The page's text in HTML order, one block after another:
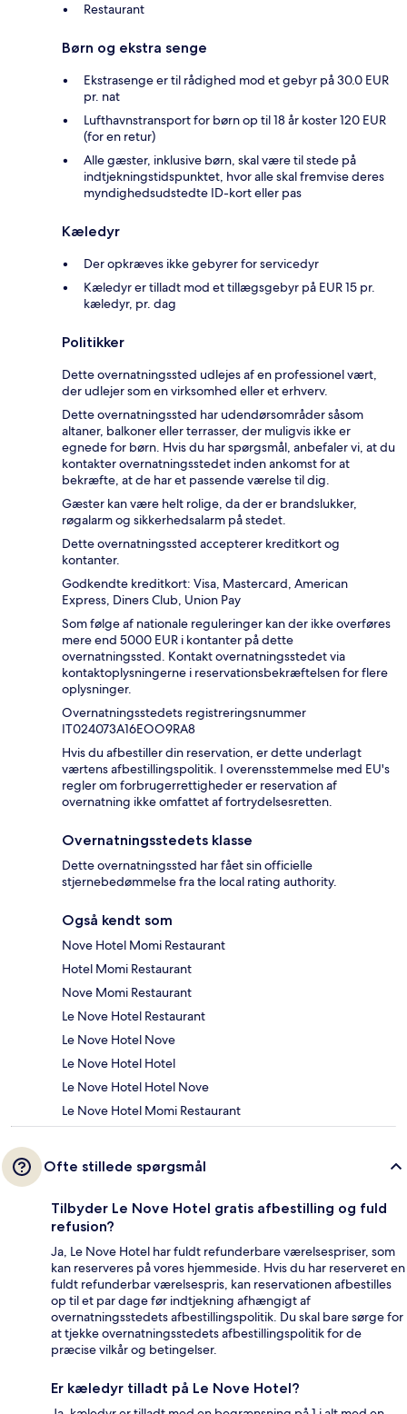
Restaurant
Børn og ekstra senge
Ekstrasenge er til rådighed mod et gebyr på 30.0 EUR
pr. nat
Lufthavnstransport for børn op til 18 år koster 120 EUR
(for en retur)
Alle gæster, inklusive børn, skal være til stede på
indtjekningstidspunktet, hvor alle skal fremvise deres
myndighedsudstedte ID-kort eller pas
Kæledyr
Der opkræves ikke gebyrer for servicedyr
Kæledyr er tilladt mod et tillægsgebyr på EUR 15 pr.
kæledyr, pr. dag
Politikker
Dette overnatningssted udlejes af en professionel vært,
der udlejer som en virksomhed eller et erhverv.
Dette overnatningssted har udendørsområder såsom
altaner, balkoner eller terrasser, der muligvis ikke er
egnede for børn. Hvis du har spørgsmål, anbefaler vi, at du
kontakter overnatningsstedet inden ankomst for at
bekræfte, at de har et passende værelse til dig.
Gæster kan være helt rolige, da der er brandslukker,
røgalarm og sikkerhedsalarm på stedet.
Dette overnatningssted accepterer kreditkort og
kontanter.
Godkendte kreditkort: Visa, Mastercard, American
Express, Diners Club, Union Pay
Som følge af nationale reguleringer kan der ikke overføres
mere end 5000 EUR i kontanter på dette
overnatningssted. Kontakt overnatningsstedet via
kontaktoplysningerne i reservationsbekræftelsen for flere
oplysninger.
Overnatningsstedets registreringsnummer
IT024073A16EOO9RA8
Hvis du afbestiller din reservation, er dette underlagt
værtens afbestillingspolitik. I overensstemmelse med EU's
regler om forbrugerrettigheder er reservation af
overnatning ikke omfattet af fortrydelsesretten.
Overnatningsstedets klasse
Dette overnatningssted har fået sin officielle
stjernebedømmelse fra the local rating authority.
Også kendt som
Nove Hotel Momi Restaurant
Hotel Momi Restaurant
Nove Momi Restaurant
Le Nove Hotel Restaurant
Le Nove Hotel Nove
Le Nove Hotel Hotel
Le Nove Hotel Hotel Nove
Le Nove Hotel Momi Restaurant
Ofte stillede spørgsmål
Tilbyder Le Nove Hotel gratis afbestilling og fuld
refusion?
Ja, Le Nove Hotel har fuldt refunderbare værelsespriser, som
kan reserveres på vores hjemmeside. Hvis du har reserveret en
fuldt refunderbar værelsespris, kan reservationen afbestilles
op til et par dage før indtjekning afhængigt af
overnatningsstedets afbestillingspolitik. Du skal bare sørge for
at tjekke overnatningsstedets afbestillingspolitik for de
præcise vilkår og betingelser.
Er kæledyr tilladt på Le Nove Hotel?